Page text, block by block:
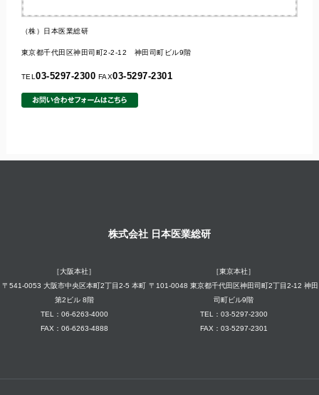
（株）日本医業総研
東京都千代田区神田司町2-2-12 神田司町ビル9階
TEL03-5297-2300 FAX03-5297-2301
株式会社 日本医業総研
［大阪本社］
〒541-0053 大阪市中央区本町2丁目2-5 本町
第2ビル 8階
TEL：06-6263-4000
FAX：06-6263-4888
［東京本社］
〒101-0048 東京都千代田区神田司町2丁目2-12 神田
司町ビル9階
TEL：03-5297-2300
FAX：03-5297-2301